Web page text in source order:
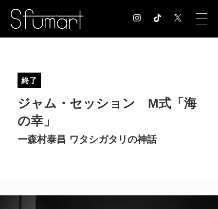
EXHIBITION 展覧会情報
NEWS
終了
ジャム・セッション M式「海
の幸」
ー森村泰昌 ワタシガタリの神話